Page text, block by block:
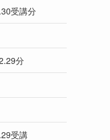
受講分
分
受講